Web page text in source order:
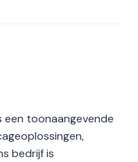
een toonaangevende
bedrijf is